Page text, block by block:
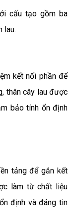
cấu tạo gồm ba
lau.
kết nối phần đế
thân cây lau được
bảo tính ổn định
tảng để gắn kết
làm từ chất liệu
định và đáng tin